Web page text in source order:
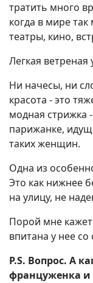
тратить много
когда в мире так
театры, кино,
Легкая ветреная
Ни начесы, ни
красота - это
модная стрижка
парижанке,
таких женщин.
Одна из
Это как нижнее
на улицу, не
Порой мне
впитана у нее
P.S. Вопрос. А
француженка